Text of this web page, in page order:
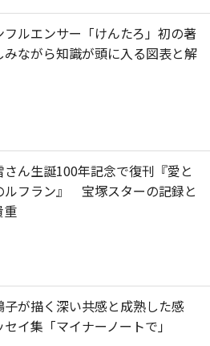
フルエンサー「けんたろ」初の著
ながら知識が頭に入る図表と解
さん生誕100年記念で復刊『愛と
ルフラン』 宝塚スターの記録と
重
子が描く深い共感と成熟した感
イ集「マイナーノートで」